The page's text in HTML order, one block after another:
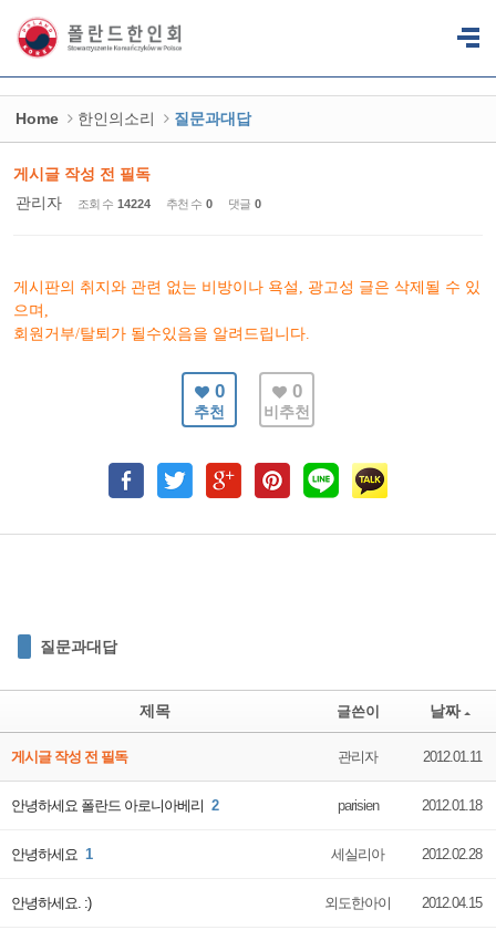
Home 한인의소리 질문과대답
게시글 작성 전 필독
관리자
조회 수 14224 추천 수 0 댓글 0
게시판의 취지와 관련 없는 비방이나 욕설, 광고성 글은 삭제될 수 있
으며,
회원거부/탈퇴가 될수있음을 알려드립니다.
0
추천
0
비추천
질문과대답
제목 글쓴이 날짜
게시글 작성 전 필독 관리자 2012.01.11
안녕하세요 폴란드 아로니아베리 2 parisien 2012.01.18
안녕하세요 1 세실리아 2012.02.28
안녕하세요. :) 외도한아이 2012.04.15